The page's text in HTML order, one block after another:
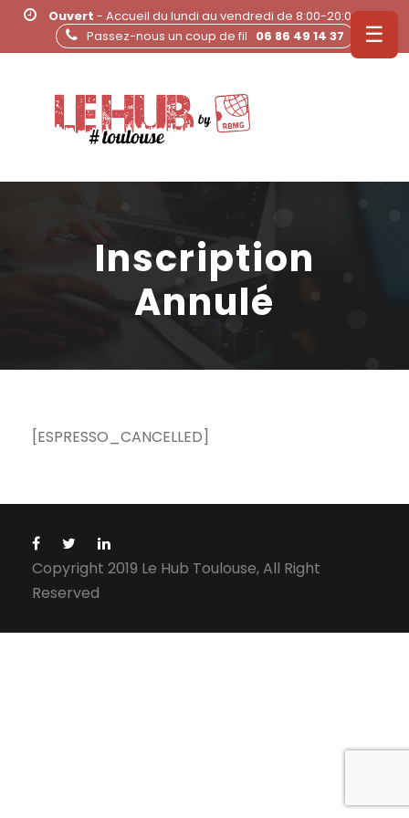
Ouvert - Accueil du lundi au vendredi de 8:00-20:00
Passez-nous un coup de fil 06 86 49 14 37
Inscription
Annulé
[ESPRESSO_CANCELLED]
Copyright 2019 Le Hub Toulouse, All Right
Reserved
☰